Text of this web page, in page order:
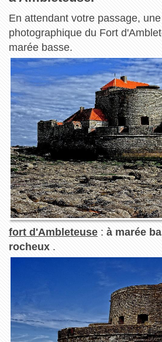
En attendant votre passage,
photographique du Fort
marée basse.
fort d'Ambleteuse: à marée
rocheux.